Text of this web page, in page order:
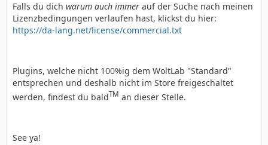
Falls du dich warum auch immer auf der Suche nach meinen
Lizenzbedingungen verlaufen hast, klickst du hier:
https://da-lang.net/license/commercial.txt
Plugins, welche nicht 100%ig dem WoltLab "Standard"
entsprechen und deshalb nicht im Store freigeschaltet
werden, findest du baldTM an dieser Stelle.
See ya!